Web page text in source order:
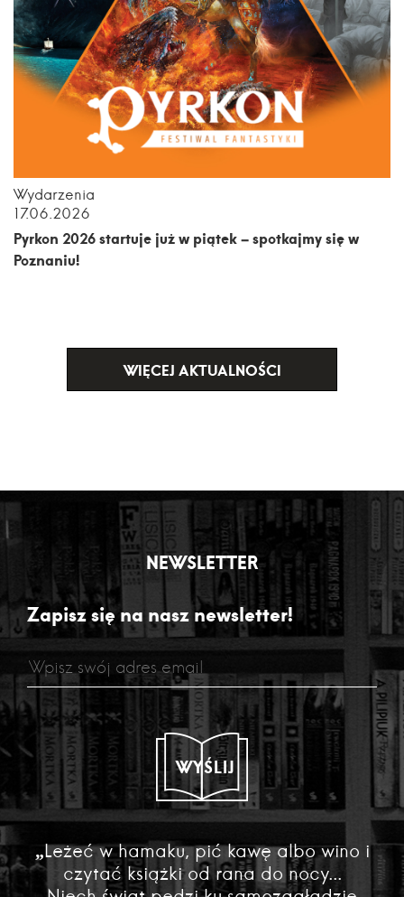
Wydarzenia
17.06.2026
Pyrkon 2026 startuje już w piątek – spotkajmy się w
Poznaniu!
WIĘCEJ AKTUALNOŚCI
NEWSLETTER
Zapisz się na nasz newsletter!
WYŚLIJ
„Leżeć w hamaku, pić kawę albo wino i
czytać książki od rana do nocy...